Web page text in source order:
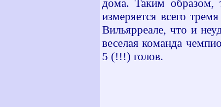
дома. Таким образом,
измеряется всего
Вильярреале, что и
веселая команда
5 (!!!) голов.